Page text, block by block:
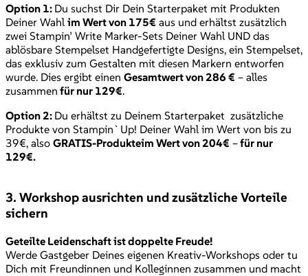
Option 1: Du suchst Dir Dein Starterpaket mit Produkten
Deiner Wahl im Wert von 175€ aus und erhältst zusätzlich
zwei Stampin’ Write Marker-Sets Deiner Wahl UND das
ablösbare Stempelset Handgefertigte Designs, ein Stempelset,
das exklusiv zum Gestalten mit diesen Markern entworfen
wurde. Dies ergibt einen Gesamtwert von 286 € – alles
zusammen für nur 129€.
Option 2: Du erhältst zu Deinem Starterpaket zusätzliche
Produkte von Stampin`Up! Deiner Wahl im Wert von bis zu
39€, also GRATIS-Produkteim Wert von 204€ –für nur
129€.
3. Workshop ausrichten und zusätzliche Vorteile
sichern
Geteilte Leidenschaft ist doppelte Freude!
Werde Gastgeber Deines eigenen Kreativ-Workshops oder tu
Dich mit Freundinnen und Kolleginnen zusammen und macht